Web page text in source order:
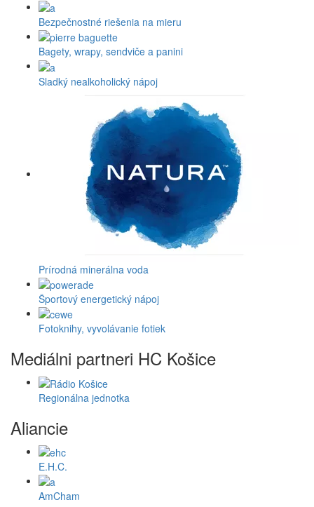
Bezpečnostné riešenia na mieru
Bagety, wrapy, sendviče a panini
Sladký nealkoholický nápoj
Prírodná minerálna voda
Športový energetický nápoj
Fotoknihy, vyvolávanie fotiek
Mediálni partneri HC Košice
Regionálna jednotka
Aliancie
E.H.C.
AmCham